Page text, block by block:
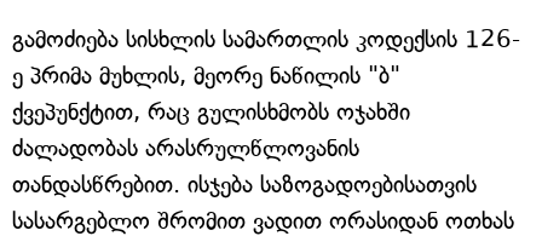
გამოძიება სისხლის სამართლის კოდექსის 126-
ე პრიმა მუხლის, მეორე ნაწილის "ბ"
ქვეპუნქტით, რაც გულისხმობს ოჯახში
ძალადობას არასრულწლოვანის
თანდასწრებით. ისჯება საზოგადოებისათვის
სასარგებლო შრომით ვადით ორასიდან ოთხას